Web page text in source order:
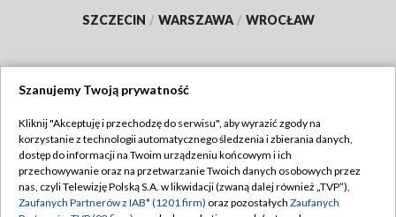
SZCZECIN / WARSZAWA / WROCŁAW
TVP
Abonament TVP
Emisja w TVP
Regulamin TVP
Polityka prywatności
Szanujemy Twoją prywatność
Kliknij "Akceptuję i przechodzę do serwisu", aby wyrazić zgody na
korzystanie z technologii automatycznego śledzenia i zbierania danych,
dostęp do informacji na Twoim urządzeniu końcowym i ich
przechowywanie oraz na przetwarzanie Twoich danych osobowych przez
nas, czyli Telewizję Polską S.A. w likwidacji (zwaną dalej również „TVP”),
Zaufanych Partnerów z IAB* (1201 firm) oraz pozostałych Zaufanych